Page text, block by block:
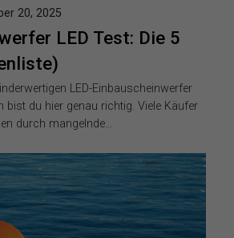
LED Test: Die 5
20, 2025
LED-Einbauscheinwerfer
bist du hier genau richtig. Viele Käufer
durch mangelnde…